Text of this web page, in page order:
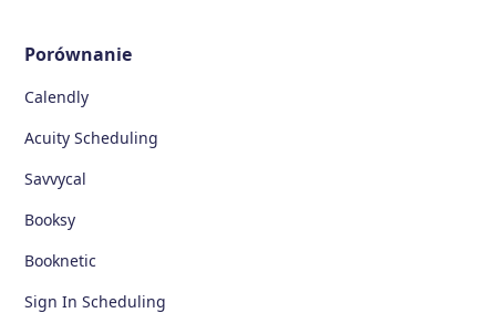
Porównanie
Calendly
Acuity Scheduling
Savvycal
Booksy
Booknetic
Sign In Scheduling